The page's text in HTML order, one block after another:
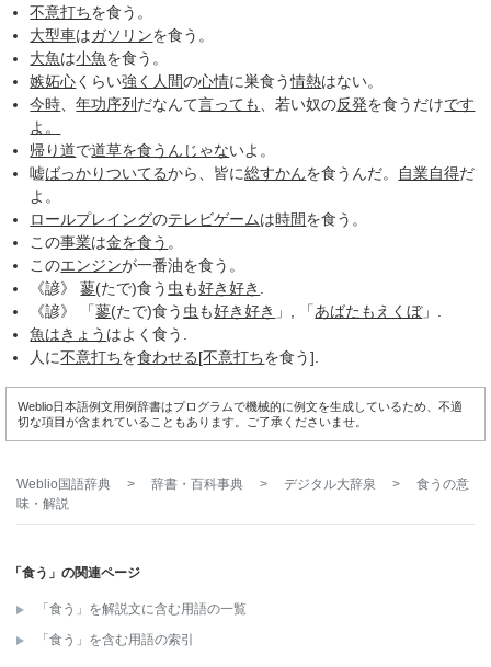
不意打ちを食う。
大型車はガソリンを食う。
大魚は小魚を食う。
嫉妬心くらい強く 人間の心情に巣食う情熱はない。
今時 、年功序列 だなんて言っても 、若い奴の反発を食うだけです
よ。
帰り道で道草を食う んじゃないよ。
嘘ばっかりついてるから、皆に総すかんを食うんだ。 自業自得だ
よ。
ロールプレイングのテレビゲームは時間を食う。
この事業は金を食う 。
このエンジンが一番油を食う。
《諺》蓼(たで)食う 虫 も好き好き
《諺》 「蓼(たで)食う 虫 も好き好き 」, 「あばたもえくぼ」.
魚はきょう はよく食う.
人に不意打ちを食わせる[不意打ちを食う].
Weblio日本語例文用例辞書はプログラムで機械的に例文を生成しているため、不適
切な項目が含まれていることもあります。ご了承くださいませ。
Weblio国語辞典 > 辞書・百科事典 > デジタル大辞泉 > 食う の意
味・解説
「食う」の関連ページ
「食う」を解説文に含む用語の一覧
「食う」を含む用語の索引